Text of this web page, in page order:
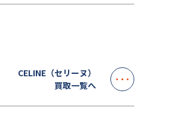
CELINE（セリーヌ）
買取一覧へ